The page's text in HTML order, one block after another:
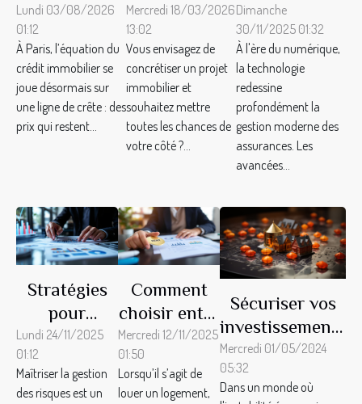
immobilier à
Paris : l’épée
de Damoclès
des prix et de
la
concurrence
Lundi 03/08/2026
01:12
À Paris, l’équation du
crédit immobilier se
joue désormais sur
une ligne de crête : des
prix qui restent...
de prêt peut
transformer
vos projets
immobiliers ?
Mercredi 18/03/2026
13:02
Vous envisagez de
concrétiser un projet
immobilier et
souhaitez mettre
toutes les chances de
votre côté ?...
influence-t-
elle la gestion
moderne des
assurances ?
Dimanche
30/11/2025 01:32
À l'ère du numérique,
la technologie
redessine
profondément la
gestion moderne des
assurances. Les
avancées...
Stratégies
pour
optimiser la
gestion des
risques dans
Lundi 24/11/2025
01:12
Maîtriser la gestion
des risques est un
Comment
choisir entre
une garantie
de loyer
flexible et
Mercredi 12/11/2025
01:50
Lorsqu’il s’agit de
louer un logement,
Sécuriser vos
investissements
immobiliers
avec les bonnes
polices
Mercredi 01/05/2024
05:32
Dans un monde où